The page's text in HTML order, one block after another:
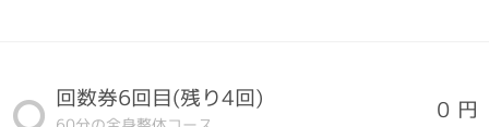
回数券6回目(残り4回) 0 円